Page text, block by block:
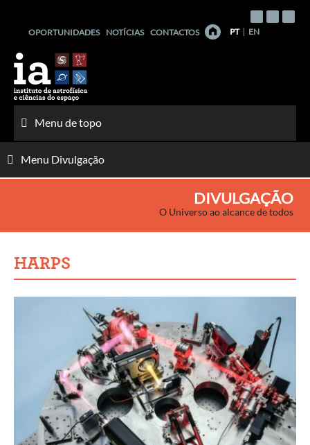
conteúdo
OPORTUNIDADES NOTÍCIAS CONTACTOS PT EN
Menu de topo
Menu Divulgação
DIVULGAÇÃO
O Universo ao alcance de todos
HARPS